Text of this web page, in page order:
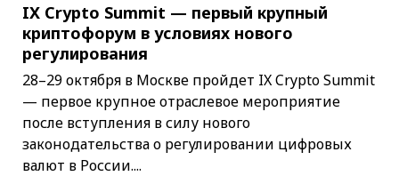
IX Crypto Summit — первый крупный
криптофорум в условиях нового
регулирования
28–29 октября в Москве пройдет IX Crypto Summit
— первое крупное отраслевое мероприятие
после вступления в силу нового
законодательства о регулировании цифровых
валют в России....